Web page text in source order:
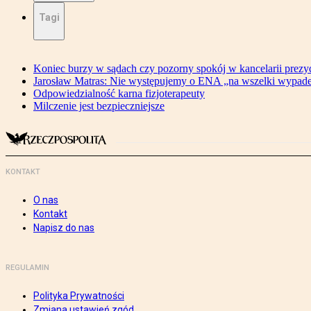
Tagi
Koniec burzy w sądach czy pozorny spokój w kancelarii
Jarosław Matras: Nie występujemy o ENA „na wszelki
Odpowiedzialność karna fizjoterapeuty
Milczenie jest bezpieczniejsze
KONTAKT
O nas
Kontakt
Napisz do nas
REGULAMIN
Polityka Prywatności